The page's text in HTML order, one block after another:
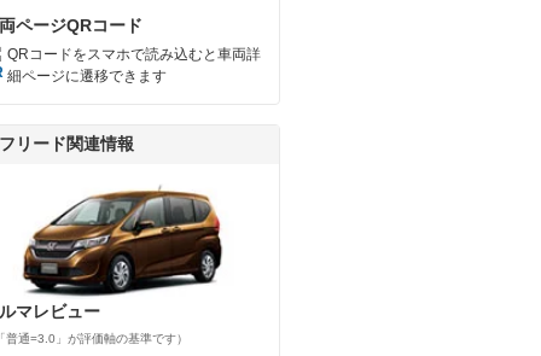
ページQRコード
QRコードをスマホで読み込むと車両詳
細ページに遷移できます
フリード関連情報
マレビュー
普通=3.0」が評価軸の基準です）